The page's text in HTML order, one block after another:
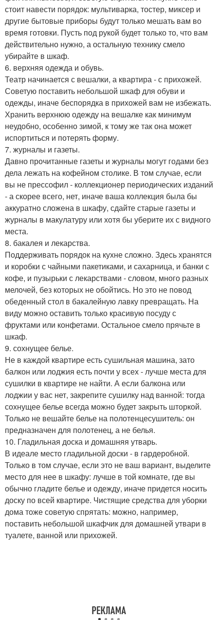
стоит навести порядок: мультиварка, тостер, миксер и
другие бытовые приборы будут только мешать вам во
время готовки. Пусть под рукой будет только то, что вам
действительно нужно, а остальную технику смело
убирайте в шкаф.
6. верхняя одежда и обувь.
Театр начинается с вешалки, а квартира - с прихожей.
Советую поставить небольшой шкаф для обуви и
одежды, иначе беспорядка в прихожей вам не избежать.
Хранить верхнюю одежду на вешалке как минимум
неудобно, особенно зимой, к тому же так она может
испортиться и потерять форму.
7. журналы и газеты.
Давно прочитанные газеты и журналы могут годами без
дела лежать на кофейном столике. В том случае, если
вы не прессофил - коллекционер периодических изданий
- а скорее всего, нет, иначе ваша коллекция была бы
аккуратно сложена в шкафу, сдайте старые газеты и
журналы в макулатуру или хотя бы уберите их с видного
места.
8. бакалея и лекарства.
Поддерживать порядок на кухне сложно. Здесь хранятся
и коробки с чайными пакетиками, и сахарница, и банки с
кофе, и пузырьки с лекарствами - словом, много разных
мелочей, без которых не обойтись. Но это не повод
обеденный стол в бакалейную лавку превращать. На
виду можно оставить только красивую посуду с
фруктами или конфетами. Остальное смело прячьте в
шкаф.
9. сохнущее белье.
Не в каждой квартире есть сушильная машина, зато
балкон или лоджия есть почти у всех - лучше места для
сушилки в квартире не найти. А если балкона или
лоджии у вас нет, закрепите сушилку над ванной: тогда
сохнущее белье всегда можно будет закрыть шторкой.
Только не вешайте белье на полотенцесушитель: он
предназначен для полотенец, а не белья.
10. Гладильная доска и домашняя утварь.
В идеале место гладильной доски - в гардеробной.
Только в том случае, если это не ваш вариант, выделите
место для нее в шкафу: лучше в той комнате, где вы
обычно гладите белье и одежду, иначе придется носить
доску по всей квартире. Чистящие средства для уборки
дома тоже советую спрятать: можно, например,
поставить небольшой шкафчик для домашней утвари в
туалете, ванной или прихожей.